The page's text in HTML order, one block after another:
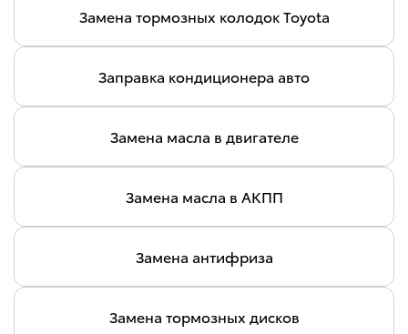
Замена тормозных колодок Toyota
Заправка кондиционера авто
Замена масла в двигателе
Замена масла в АКПП
Замена антифриза
Замена тормозных дисков